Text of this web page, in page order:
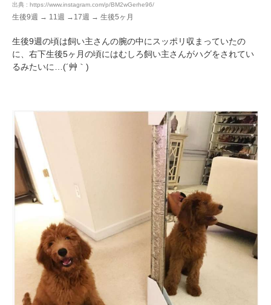
出典 : https://www.instagram.com/p/BM2wGerhe96/
生後9週 → 11週 →17週 → 生後5ヶ月
生後9週の頃は飼い主さんの腕の中にスッポリ収まっていたの
に、右下生後5ヶ月の頃にはむしろ飼い主さんがハグをされてい
るみたいに…(´艸｀)